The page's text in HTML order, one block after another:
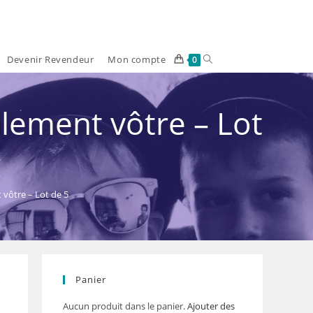
Devenir Revendeur Mon compte 0 Toggle
search
vôtre – Lot
vôtre – Lot de 5
Panier
Aucun produit dans le panier.Ajouter des